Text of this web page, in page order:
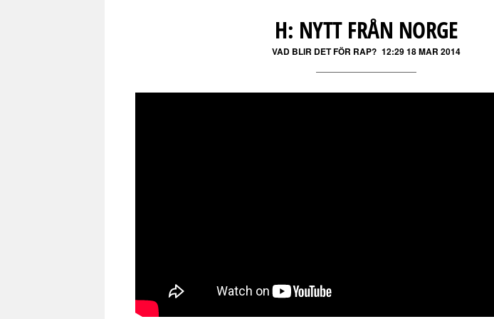
H: NYTT FRÅN NORGE
VAD BLIR DET FÖR RAP? 12:29 18 MAR 2014